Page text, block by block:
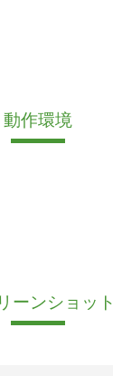
動作環境
ーンショット